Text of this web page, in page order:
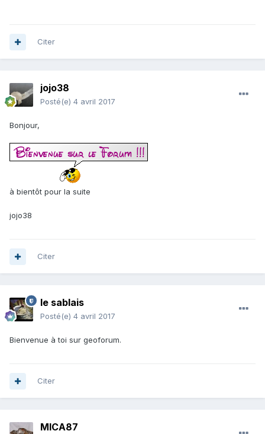
Citer
jojo38
Posté(e) 4 avril 2017
Bonjour,
à bientôt pour la suite
jojo38
Citer
le sablais
Posté(e) 4 avril 2017
Bienvenue à toi sur geoforum.
Citer
MICA87